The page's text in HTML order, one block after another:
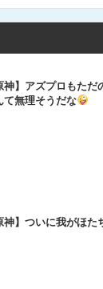
神】アズプロもた
て無理そうだな
神】ついに我がほ